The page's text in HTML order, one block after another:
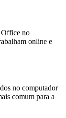
Office no
online e
no computador
comum para a